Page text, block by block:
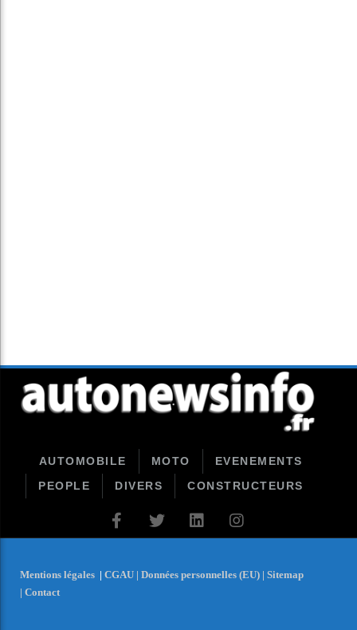
AUTOMOBILE MOTO
EVENEMENTS
PEOPLE
DIVERS CONSTRUCTEURS
Mentions légales | CGAU | Données personnelles (EU) | Sitemap
| Contact